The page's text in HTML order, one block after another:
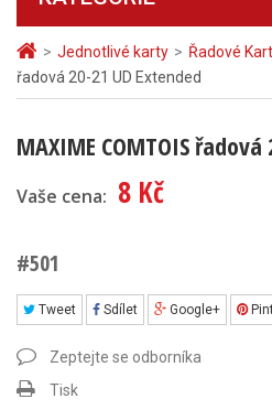
> Jednotlivé karty > Řadové
řadová 20-21 UD Extended
MAXIME COMTOIS
Vaše cena: 8 Kč
#501
Tweet Sdílet Google+
Zeptejte se odborníka
Tisk